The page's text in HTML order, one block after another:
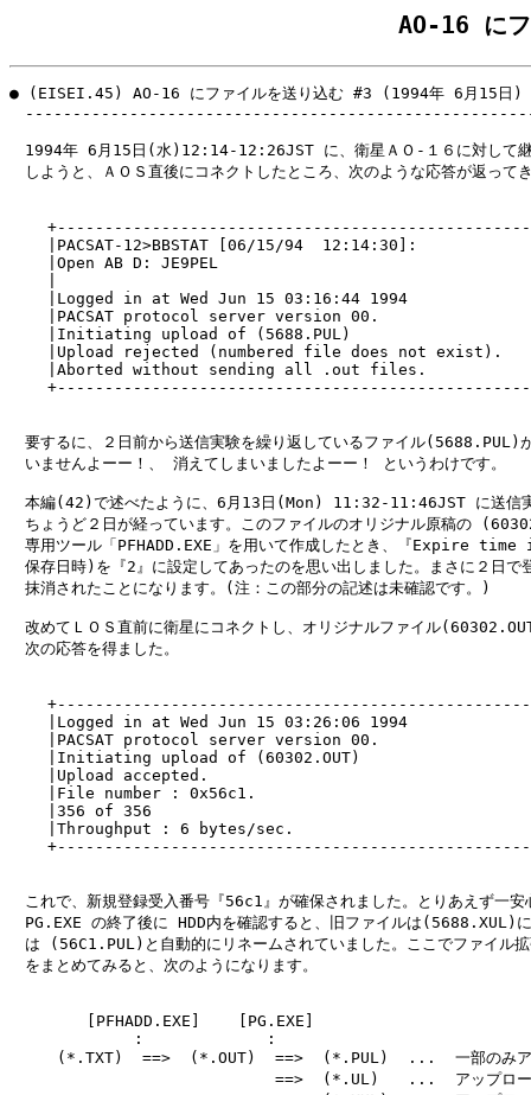
AO-16 に
● (EISEI.45) AO-16 にファイルを送り込む #3 (1994年 6月15日)
1994年 6月15日(水)12:14-12:26JST に、衛星ＡＯ-１６に対して継
しようと、ＡＯＳ直後にコネクトしたところ、次のような応答が返って
|PACSAT-12>BBSTAT [06/15/94  12:14:30]:
|Open AB D: JE9PEL
|Logged in at Wed Jun 15 03:16:44 1994
|PACSAT protocol server version 00.
|Initiating upload of (5688.PUL)
|Upload rejected (numbered file does not exist).
|Aborted without sending all .out files.
要するに、２日前から送信実験を繰り返しているファイル(5688.PUL)
いませんよーー！、 消えてしまいましたよーー！ というわけです。
本編(42)で述べたように、6月13日(Mon) 11:32-11:46JST に送信実
ちょうど２日が経っています。このファイルのオリジナル原稿の
専用ツール「PFHADD.EXE」を用いて作成したとき、『Expire
保存日時)を『2』に設定してあったのを思い出しました。まさに２日で
抹消されたことになります。(注：この部分の記述は未確認です。)
改めてＬＯＳ直前に衛星にコネクトし、オリジナルファイル
次の応答を得ました。
|Logged in at Wed Jun 15 03:26:06 1994
|PACSAT protocol server version 00.
|Initiating upload of (60302.OUT)
|Upload accepted.
|File number : 0x56c1.
|356 of 356
|Throughput : 6 bytes/sec.
これで、新規登録受入番号『56c1』が確保されました。とりあえず一安
PG.EXE の終了後に HDD内を確認すると、旧ファイルは(5688.XUL)
は (56C1.PUL)と自動的にリネームされていました。ここでファイル拡
をまとめてみると、次のようになります。
[PFHADD.EXE]    [PG.EXE]
:             :
(*.TXT)  ==>  (*.OUT)  ==>  (*.PUL)  ...  一部のみア
==>  (*.UL)   ...  アップロー